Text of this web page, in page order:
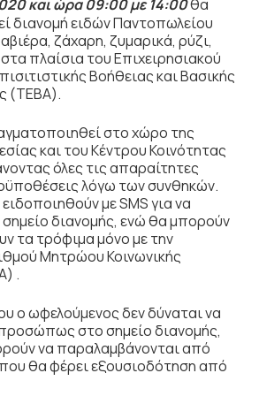
και ώρα 09:00 με 14:00θα
διανομή ειδών Παντοπωλείου
ζάχαρη, ζυμαρικά, ρύζι,
πλαίσια του Επιχειρησιακού
Βοήθειας και Βασικής
(ΤΕΒΑ).
στο χώρο της
και του Κέντρου Κοινότητας
όλες τις απαραίτητες
λόγω των συνθηκών.
με SMS για να
διανομής, ενώ θα μπορούν
τα τρόφιμα μόνο με την
Μητρώου Κοινωνικής
.
ο ωφελούμενος δεν δύναται να
στο σημείο διανομής,
να παραλαμβάνονται από
θα φέρει εξουσιοδότηση από